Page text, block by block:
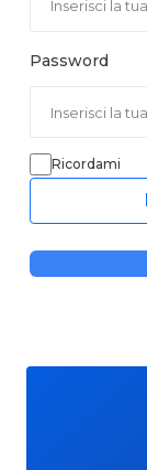
Password
Ricordami